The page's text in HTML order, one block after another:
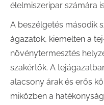
élelmiszeripar számára
A beszélgetés második
ágazatok, kiemelten a
növénytermesztés
szakértők. A
alacsony árak és erős
miközben a